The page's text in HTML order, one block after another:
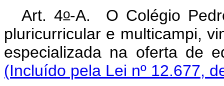
Art. 4o-A. O Colégio
pluricurricular e multicampi,
especializada na oferta de
(Incluído pela Lei nº 12.677,